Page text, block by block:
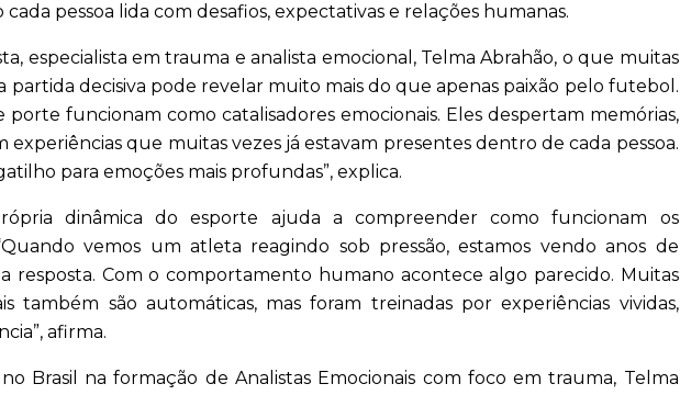
pessoa lida com desafios, expectativas e relações humanas.
especialista em trauma e analista emocional, Telma Abrahão, o que muitas
partida decisiva pode revelar muito mais do que apenas paixão pelo futebol.
porte funcionam como catalisadores emocionais. Eles despertam memórias,
experiências que muitas vezes já estavam presentes dentro de cada pessoa.
para emoções mais profundas”, explica.
dinâmica do esporte ajuda a compreender como funcionam os
vemos um atleta reagindo sob pressão, estamos vendo anos de
resposta. Com o comportamento humano acontece algo parecido. Muitas
também são automáticas, mas foram treinadas por experiências vividas,
afirma.
Brasil na formação de Analistas Emocionais com foco em trauma, Telma